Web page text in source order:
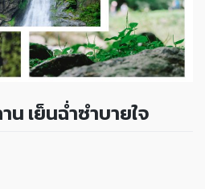
เย็นฉ่ำซำบายใจ